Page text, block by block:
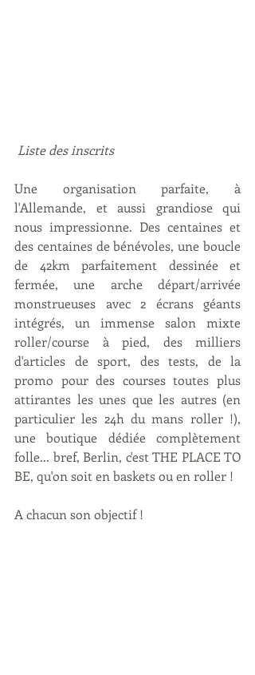
Liste des inscrits
Une organisation parfaite, à
l'Allemande, et aussi grandiose qui
nous impressionne. Des centaines et
des centaines de bénévoles, une boucle
de 42km parfaitement dessinée et
fermée, une arche départ/arrivée
monstrueuses avec 2 écrans géants
intégrés, un immense salon mixte
roller/course à pied, des milliers
d'articles de sport, des tests, de la
promo pour des courses toutes plus
attirantes les unes que les autres (en
particulier les 24h du mans roller !),
une boutique dédiée complètement
folle... bref, Berlin, c'est THE PLACE TO
BE, qu'on soit en baskets ou en roller !
A chacun son objectif !